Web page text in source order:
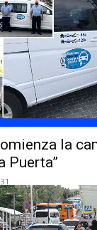
la
Puerta”